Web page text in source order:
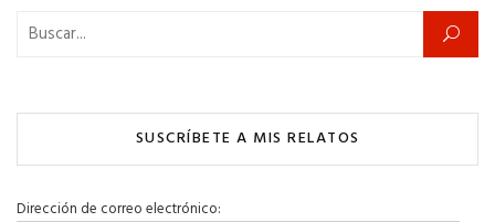
Buscar:
SUSCRÍBETE A MIS RELATOS
Dirección de correo electrónico: